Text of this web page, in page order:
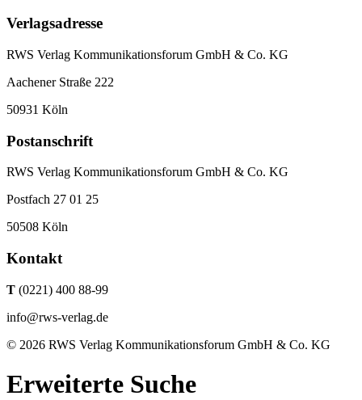
Verlagsadresse
RWS Verlag Kommunikationsforum GmbH & Co. KG
Aachener Straße 222
50931 Köln
Postanschrift
RWS Verlag Kommunikationsforum GmbH & Co. KG
Postfach 27 01 25
50508 Köln
Kontakt
T (0221) 400 88-99
info@rws-verlag.de
© 2026 RWS Verlag Kommunikationsforum GmbH & Co. KG
Erweiterte Suche